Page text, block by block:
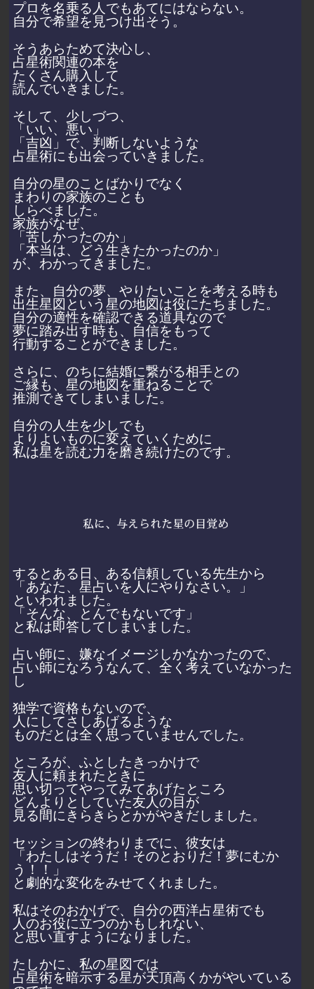
プロを名乗る人でもあてにはならない。
自分で希望を見つけ出そう。
そうあらためて決心し、
占星術関連の本を
たくさん購入して
読んでいきました。
そして、少しづつ、
「いい、悪い」
「吉凶」で、判断しないような
占星術にも出会っていきました。
自分の星のことばかりでなく
まわりの家族のことも
しらべました。
家族がなぜ、
「苦しかったのか」
「本当は、どう生きたかったのか」
が、わかってきました。
また、自分の夢、やりたいことを考える時も
出生星図という星の地図は役にたちました。
自分の適性を確認できる道具なので
夢に踏み出す時も、自信をもって
行動することができました。
さらに、のちに結婚に繋がる相手との
ご縁も、星の地図を重ねることで
推測できてしまいました。
自分の人生を少しでも
よりよいものに変えていくために
私は星を読む力を磨き続けたのです。
するとある日、ある信頼している先生から
「あなた、星占いを人にやりなさい。」
といわれました。
「そんな、とんでもないです」
と私は即答してしまいました。
占い師に、嫌なイメージしかなかったので、
占い師になろうなんて、全く考えていなかった
し
独学で資格もないので、
人にしてさしあげるような
ものだとは全く思っていませんでした。
ところが、ふとしたきっかけで
友人に頼まれたときに
思い切ってやってみてあげたところ
どんよりとしていた友人の目が
見る間にきらきらとかがやきだしました。
セッションの終わりまでに、彼女は
「わたしはそうだ！そのとおりだ！夢にむか
う！！」
と劇的な変化をみせてくれました。
私はそのおかげで、自分の西洋占星術でも
人のお役に立つのかもしれない、
と思い直すようになりました。
たしかに、私の星図では
占星術を暗示する星が天頂高くかがやいている